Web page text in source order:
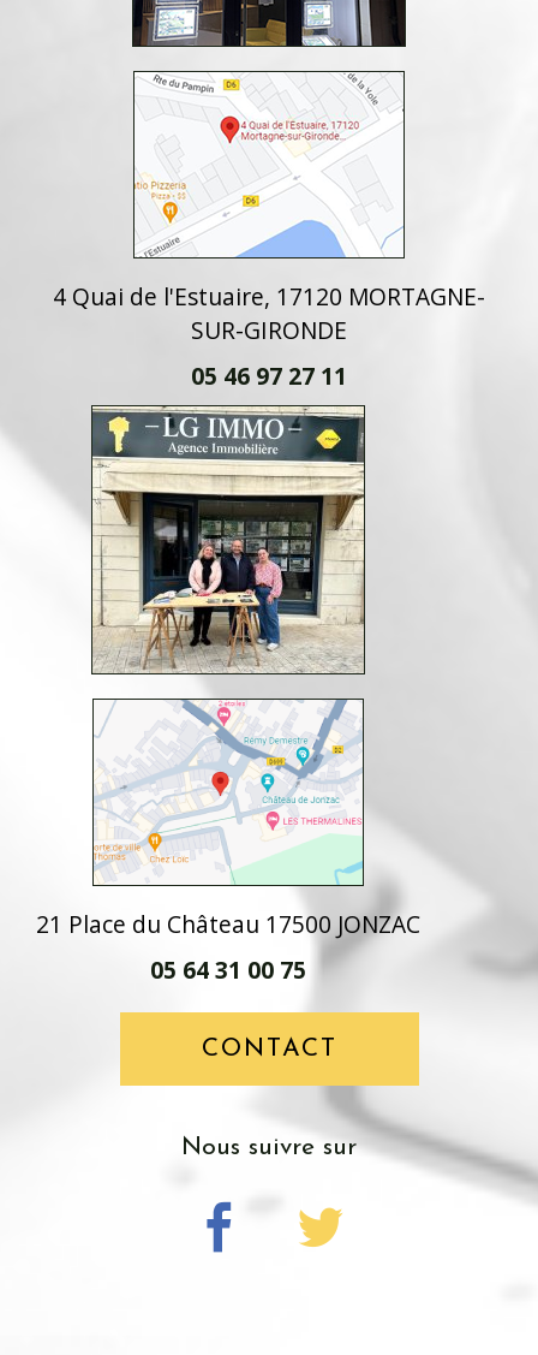
4 Quai de l'Estuaire, 17120 MORTAGNE-
SUR-GIRONDE
05 46 97 27 11
21 Place du Château 17500 JONZAC
05 64 31 00 75
CONTACT
nous suivre sur